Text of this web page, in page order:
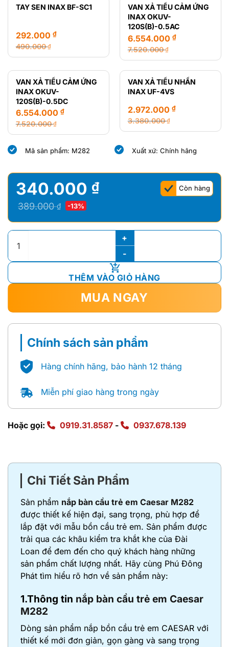
là:
tại
là:
740.000 ₫.
tại
là:
457.000 ₫.
TAY SEN INAX BF-SC1
490.000₫
Giá
490.000 ₫.
292.000 ₫
Giá
là:
292.000 ₫.
VAN XẢ TIỂU CẢM ỨNG
INAX OKUV-
120S(B)-0.5AC
7.520.000₫
Giá
gốc
là:
7.520.000 ₫.
6.554.000 ₫
Giá
hiện
tại
là:
VAN XẢ TIỂU CẢM ỨNG
INAX OKUV-
120S(B)-0.5DC
7.520.000₫
Giá
là:
6.554.000 ₫
Giá
tại
6.554.000 ₫.
VAN XẢ TIỂU NHẤN
INAX UF-4VS
3.380.000₫
Giá
là:
2.972.000 ₫
Giá
tại
2.972.000 ₫.
Mã sản phẩm: M282 Xuất xứ: Chính hãng
389.000₫
Giá
là:
389.000 ₫.
340.000 ₫
Giá
tại
là:
340.000 ₫.
-13%
Còn hàng
Nắp Bàn Cầu Trẻ Em Caesar M282 số lượng
THÊM VÀO GIỎ HÀNG
MUA NGAY
Chính sách sản phẩm
Hàng chính hãng, bảo hành 12 tháng
Miễn phí giao hàng trong ngày
Hoặc gọi: 0919.31.8587 - 0937.678.139
Chi Tiết Sản Phẩm
Sản phẩm nắp bàn cầu trẻ em Caesar M282
được thiết kế hiện đại, sang trọng, phù hợp để
lắp đặt với mẫu bồn cầu trẻ em. Sản phẩm được
trải qua các khâu kiểm tra khắt khe của Đài
Loan để đem đến cho quý khách hàng những
sản phẩm chất lượng nhất. Hãy cùng Phú Đông
Phát tìm hiểu rõ hơn về sản phẩm này:
1.Thông tin nắp bàn cầu trẻ em Caesar
M282
Dòng sản phẩm nắp bồn cầu trẻ em CAESAR với
thiết kế mới đơn giản, gọn gàng và sang trọng